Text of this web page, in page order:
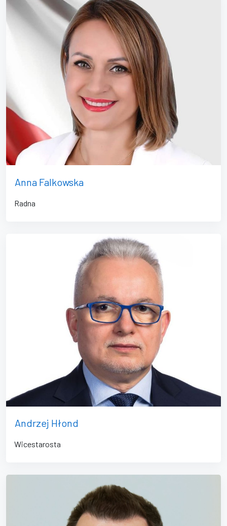
Anna Falkowska
Radna
Andrzej Hłond
Wicestarosta